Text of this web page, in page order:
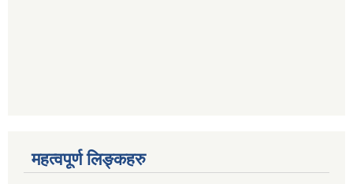
महत्वपूर्ण लिङ्कहरु